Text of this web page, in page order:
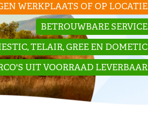
WERKPLAATS OF OP LOCATIE
BETROUWBARE SERVICE
TELAIR, GREE EN DOMETIC
UIT VOORRAAD LEVERBAAR